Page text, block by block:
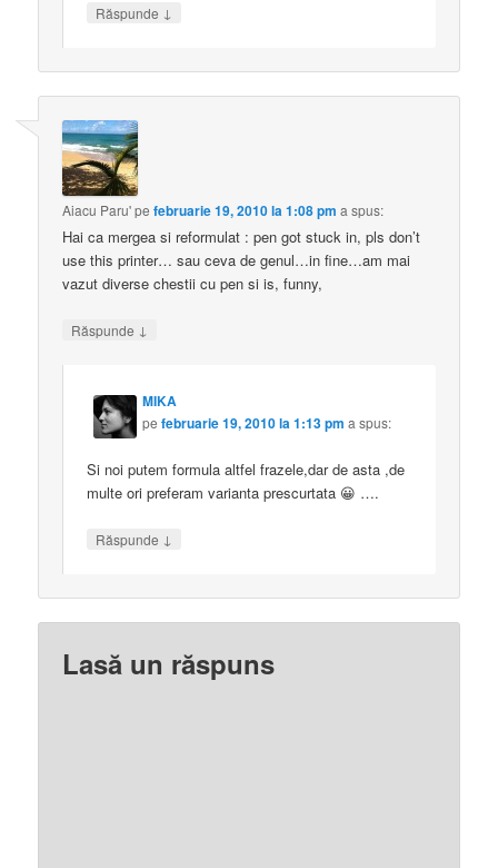
Răspunde ↓
Aiacu Paru'pefebruarie 19, 2010 la 1:08 pm a spus:
Hai ca mergea si reformulat : pen got stuck in, pls don’t
use this printer… sau ceva de genul…in fine…am mai
vazut diverse chestii cu pen si is, funny,
Răspunde ↓
MIKA
pefebruarie 19, 2010 la 1:13 pm a spus:
Si noi putem formula altfel frazele,dar de asta ,de
multe ori preferam varianta prescurtata 😀 ….
Răspunde ↓
Lasă un răspuns